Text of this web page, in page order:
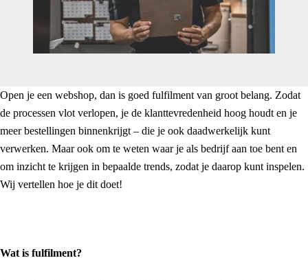
Open je een webshop, dan is goed fulfilment van groot belang. Zodat
de processen vlot verlopen, je de klanttevredenheid hoog houdt en je
meer bestellingen binnenkrijgt – die je ook daadwerkelijk kunt
verwerken. Maar ook om te weten waar je als bedrijf aan toe bent en
om inzicht te krijgen in bepaalde trends, zodat je daarop kunt inspelen.
Wij vertellen hoe je dit doet!
Wat is fulfilment?